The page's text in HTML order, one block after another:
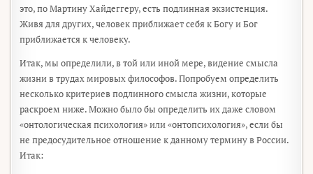
это, по Мартину Хайдеггеру, есть подлинная экзистенция.
Живя для других, человек приближает себя к Богу и Бог
приближается к человеку.
Итак, мы определили, в той или иной мере, видение смысла
жизни в трудах мировых философов. Попробуем определить
несколько критериев подлинного смысла жизни, которые
раскроем ниже. Можно было бы определить их даже словом
«онтологическая психология» или «онтопсихология», если бы
не предосудительное отношение к данному термину в России.
Итак: